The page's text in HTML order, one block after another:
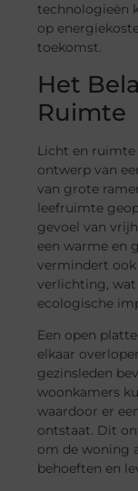
technologieën
op
toekomst.
Het
Ruimte
Licht en ruimte
ontwerp van
van grote
leefruimte
gevoel van
een warme en
vermindert
verlichting, wat
ecologische
Een open
elkaar
gezinsleden
woonkamers
waardoor er
ontstaat. Dit
om de woning
behoeften en